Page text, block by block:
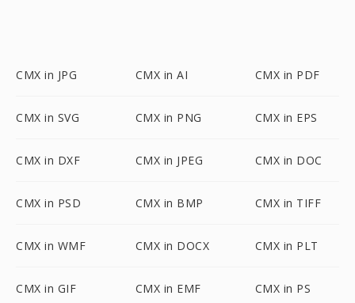
CMX in JPG CMX in AI CMX in PDF
CMX in SVG CMX in PNG CMX in EPS
CMX in DXF CMX in JPEG CMX in DOC
CMX in PSD CMX in BMP CMX in TIFF
CMX in WMF CMX in DOCX CMX in PLT
CMX in GIF CMX in EMF CMX in PS